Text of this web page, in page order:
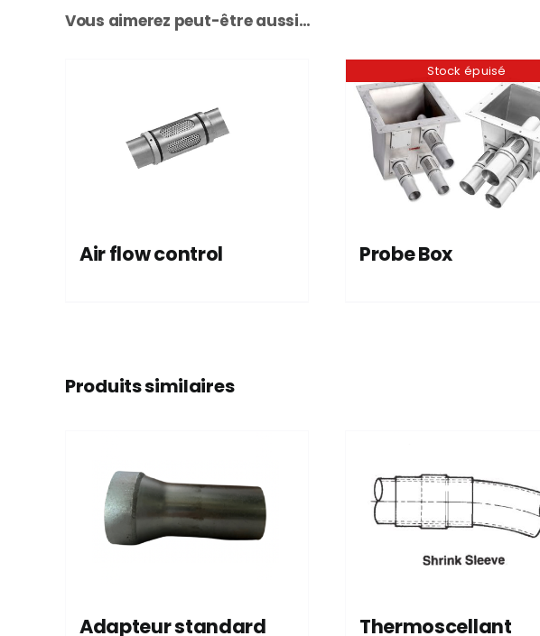
Vous aimerez peut-être aussi…
Air flow control
Stock épuisé
Probe Box
Produits similaires
Adapteur standard Thermoscellant